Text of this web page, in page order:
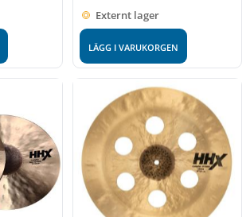
Externt lager
LÄGG I VARUKORGEN